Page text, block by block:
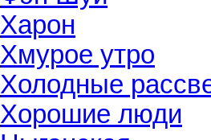
Харон
Хмурое утро
Холодные
Хорошие люди